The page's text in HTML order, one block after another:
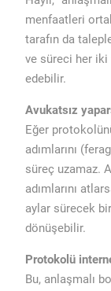
menfaatleri
tarafın da
ve süreci her iki
edebilir.
Avukatsız
Eğer
adımlarını
süreç uzamaz.
adımlarını
aylar sürecek
dönüşebilir.
Protokolü
Bu, anlaşmalı